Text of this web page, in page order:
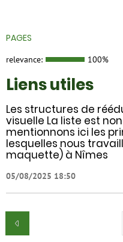
PAGES
relevance: 100%
Liens utiles
Les structures de
visuelle La liste est
mentionnons ici les
lesquelles nous
maquette) à Nîmes
05/08/2025 18:50